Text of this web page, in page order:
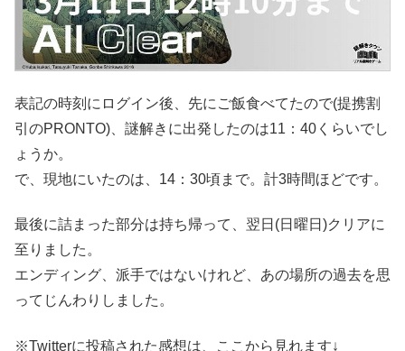
表記の時刻にログイン後、先にご飯食べてたので(提携割
引のPRONTO)、謎解きに出発したのは11：40くらいでし
ょうか。
で、現地にいたのは、14：30頃まで。計3時間ほどです。
最後に詰まった部分は持ち帰って、翌日(日曜日)クリアに
至りました。
エンディング、派手ではないけれど、あの場所の過去を思
ってじんわりしました。
※Twitterに投稿された感想は、ここから見れます↓